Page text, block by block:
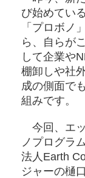
び始めてい
「プロボノ
ら、自らが
して企業や
棚卸しや社
成の側面で
組みです。
今回、エ
ノプログラ
法人Earth
ジャーの樋